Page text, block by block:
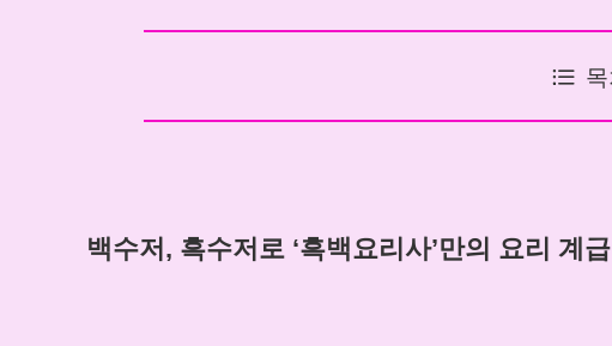
백수저, 흑수저로 ‘흑백요리사’만의 요리 계